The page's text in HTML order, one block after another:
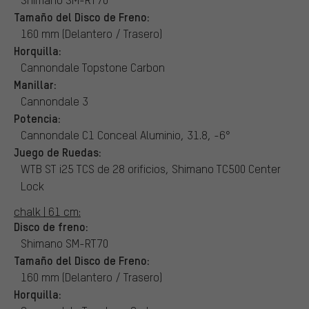
Tamaño del Disco de Freno:
160 mm (Delantero / Trasero)
Horquilla:
Cannondale Topstone Carbon
Manillar:
Cannondale 3
Potencia:
Cannondale C1 Conceal Aluminio, 31.8, -6°
Juego de Ruedas:
WTB ST i25 TCS de 28 orificios, Shimano TC500 Center
Lock
chalk | 61 cm:
Disco de freno:
Shimano SM-RT70
Tamaño del Disco de Freno:
160 mm (Delantero / Trasero)
Horquilla: